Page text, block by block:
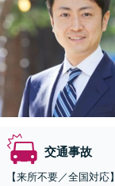
交通事故
【来所不要／全国対